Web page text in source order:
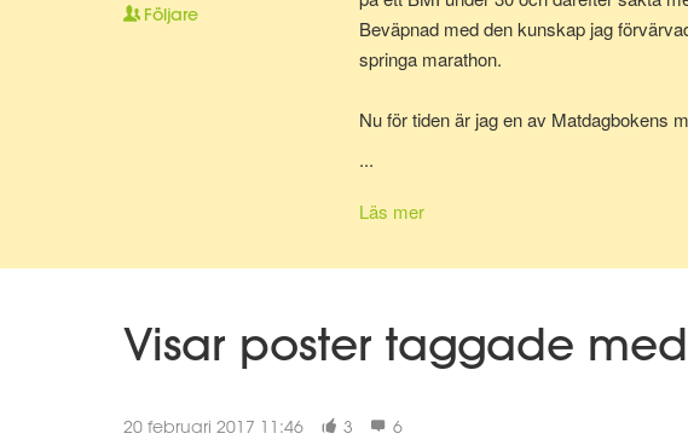
Beväpnad med den kunskap jag
springa marathon.
Nu för tiden är jag en av Matdagbokens
...
Läs mer
Följare
Visar poster taggade
20 februari 2017 11:46 3 6